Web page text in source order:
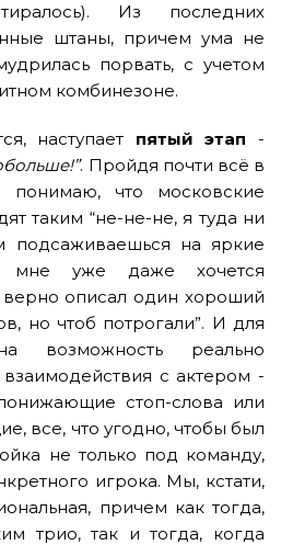
Из последних
штаны, причем ума не
порвать, с учетом
комбинезоне.
наступает пятый этап -
. Пройдя почти всё в
понимаю, что московские
таким “не-не-не, я туда ни
подсаживаешься на яркие
мне уже даже хочется
верно описал один хороший
но чтоб потрогали”. И для
возможность реально
взаимодействия с актером -
стоп-слова или
все, что угодно, чтобы был
не только под команду,
игрока. Мы, кстати,
причем как тогда,
трио, так и тогда, когда